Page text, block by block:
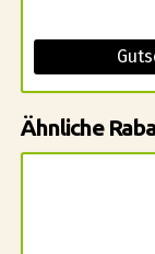
Ähnliche